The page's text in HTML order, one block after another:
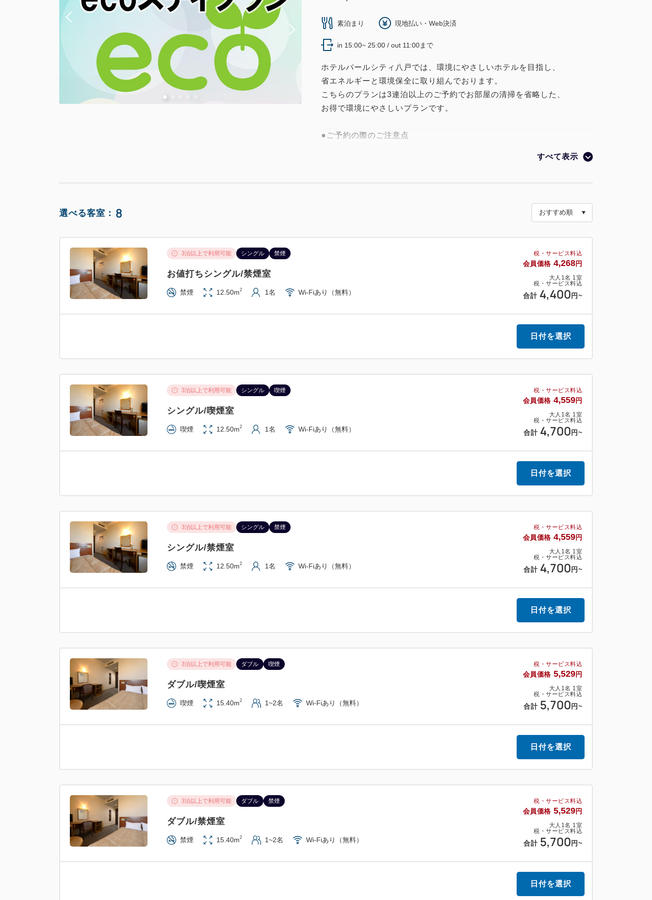
素泊まり 現地払い・Web決済
in 15:00~ 25:00 / out 11:00まで
ホテルパールシティ八戸では、環境にやさしいホテルを目指し、
省エネルギーと環境保全に取り組んでおります。
こちらのプランは3連泊以上のご予約でお部屋の清掃を省略した、
お得で環境にやさしいプランです。
●ご予約の際のご注意点
※1週間（7泊）以上ご滞在の場合は、週2回お好きな曜日に
申し受ます。
・チェックイン後、3泊未満に減泊の場合も3泊分のご宿泊代を
（有線をご希望の場合はフロントにてLANケーブル貸出）
・すぐそばにドラッグストア・スーパーがあります。
・八戸中心街にある「みろく横丁」までタクシーで約5分です。
八戸市街の「三日町」と裏通りの「六日町」を結ぶ路地裏に
多くの屋台が並び、数年ごとに店舗の入れ替えも行われるので
何度行っても楽しめます。
すべて表示
選べる客室： 8
税・サービス料込
会員価格 4,268円
大人 1名 1室
税・サービス料込
合計 4,400 円~
3泊以上で利用可能 シングル 禁煙
お値打ちシングル/禁煙室
禁煙 12.50m2 1名 Wi-Fiあり（無料）
日付を選択
税・サービス料込
会員価格 4,559円
大人 1名 1室
税・サービス料込
合計 4,700 円~
3泊以上で利用可能 シングル 喫煙
シングル/喫煙室
喫煙 12.50m2 1名 Wi-Fiあり（無料）
日付を選択
税・サービス料込
会員価格 4,559円
大人 1名 1室
税・サービス料込
合計 4,700 円~
3泊以上で利用可能 シングル 禁煙
シングル/禁煙室
禁煙 12.50m2 1名 Wi-Fiあり（無料）
日付を選択
税・サービス料込
会員価格 5,529円
大人 1名 1室
税・サービス料込
合計 5,700 円~
3泊以上で利用可能 ダブル 喫煙
ダブル/喫煙室
喫煙 15.40m2 1~2名 Wi-Fiあり（無料）
日付を選択
税・サービス料込
会員価格 5,529円
大人 1名 1室
税・サービス料込
合計 5,700 円~
3泊以上で利用可能 ダブル 禁煙
ダブル/禁煙室
禁煙 15.40m2 1~2名 Wi-Fiあり（無料）
日付を選択